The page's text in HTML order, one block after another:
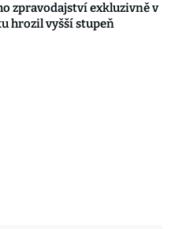
zpravodajství exkluzivně v
hrozil vyšší stupeň